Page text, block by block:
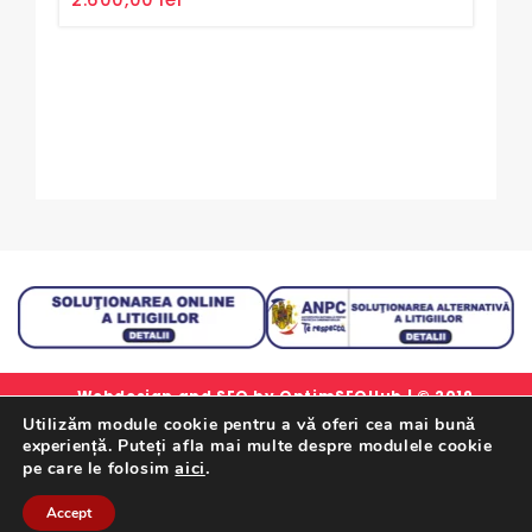
Webdesign and SEO byOptimSEOHub| © 2019
simlorex.ro - Toate drepturile rezervate.
Formular Retur Garantii
Certificat Garantie
Utilizăm module cookie pentru a vă oferi cea mai bună
experiență. Puteți afla mai multe despre modulele cookie
pe care le folosim aici.
Accept